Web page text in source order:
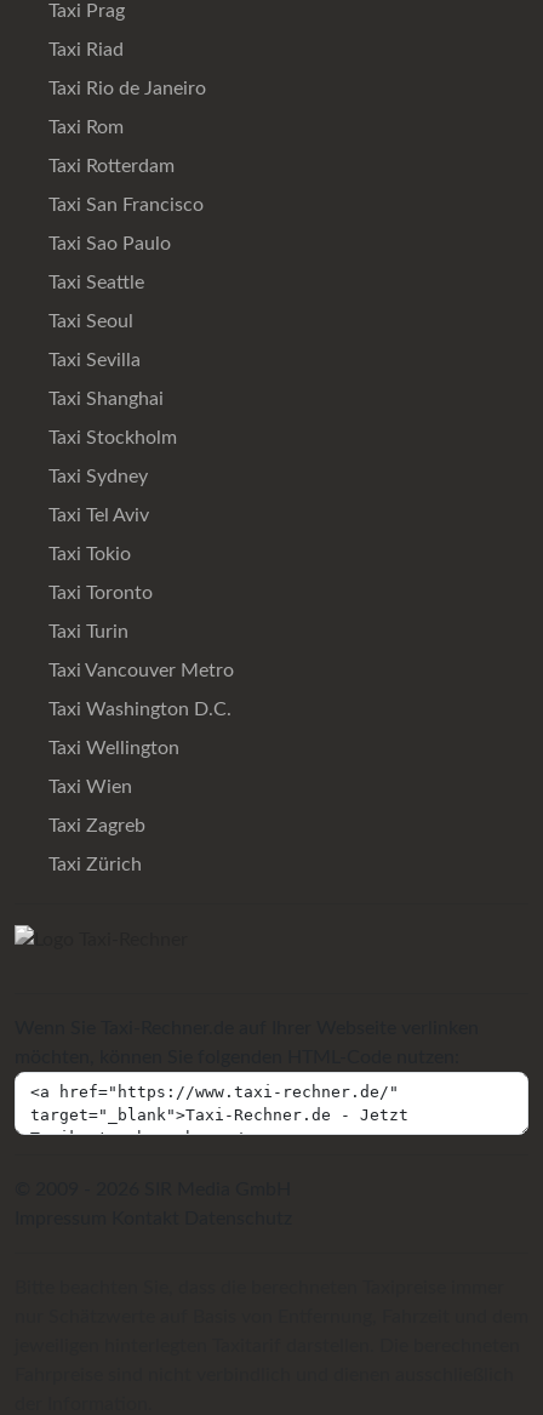
Taxi Prag
Taxi Riad
Taxi Rio de Janeiro
Taxi Rom
Taxi Rotterdam
Taxi San Francisco
Taxi Sao Paulo
Taxi Seattle
Taxi Seoul
Taxi Sevilla
Taxi Shanghai
Taxi Stockholm
Taxi Sydney
Taxi Tel Aviv
Taxi Tokio
Taxi Toronto
Taxi Turin
Taxi Vancouver Metro
Taxi Washington D.C.
Taxi Wellington
Taxi Wien
Taxi Zagreb
Taxi Zürich